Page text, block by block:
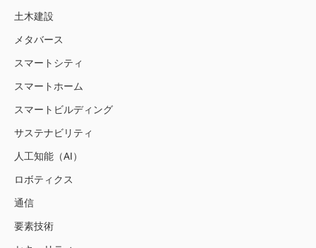
土木建設
メタバース
スマートシティ
スマートホーム
スマートビルディング
サステナビリティ
人工知能（AI）
ロボティクス
通信
要素技術